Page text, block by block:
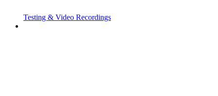
Testing & Video Recordings